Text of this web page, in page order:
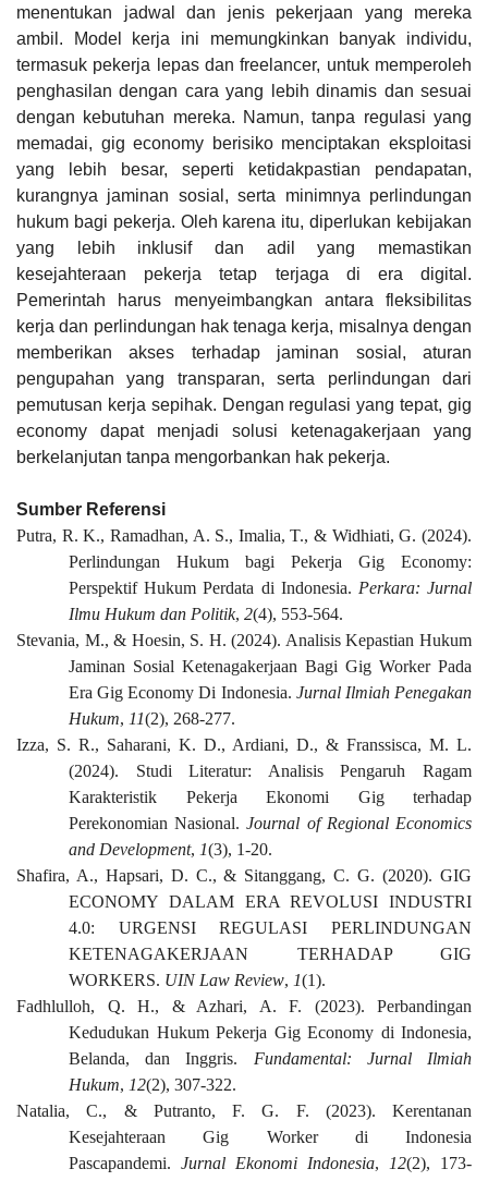
menentukan jadwal dan jenis pekerjaan yang mereka
ambil. Model kerja ini memungkinkan banyak individu,
termasuk pekerja lepas dan freelancer, untuk memperoleh
penghasilan dengan cara yang lebih dinamis dan sesuai
dengan kebutuhan mereka. Namun, tanpa regulasi yang
memadai, gig economy berisiko menciptakan eksploitasi
yang lebih besar, seperti ketidakpastian pendapatan,
kurangnya jaminan sosial, serta minimnya perlindungan
hukum bagi pekerja. Oleh karena itu, diperlukan kebijakan
yang lebih inklusif dan adil yang memastikan
kesejahteraan pekerja tetap terjaga di era digital.
Pemerintah harus menyeimbangkan antara fleksibilitas
kerja dan perlindungan hak tenaga kerja, misalnya dengan
memberikan akses terhadap jaminan sosial, aturan
pengupahan yang transparan, serta perlindungan dari
pemutusan kerja sepihak. Dengan regulasi yang tepat, gig
economy dapat menjadi solusi ketenagakerjaan yang
berkelanjutan tanpa mengorbankan hak pekerja.
Sumber Referensi
Putra, R. K., Ramadhan, A. S., Imalia, T., & Widhiati, G. (2024).
Perlindungan Hukum bagi Pekerja Gig Economy:
Perspektif Hukum Perdata di Indonesia. Perkara: Jurnal
Ilmu Hukum dan Politik, 2(4), 553-564.
Stevania, M., & Hoesin, S. H. (2024). Analisis Kepastian Hukum
Jaminan Sosial Ketenagakerjaan Bagi Gig Worker Pada
Era Gig Economy Di Indonesia. Jurnal Ilmiah Penegakan
Hukum, 11(2), 268-277.
Izza, S. R., Saharani, K. D., Ardiani, D., & Franssisca, M. L.
(2024). Studi Literatur: Analisis Pengaruh Ragam
Karakteristik Pekerja Ekonomi Gig terhadap
Perekonomian Nasional.Journal of Regional Economics
and Development, 1(3), 1-20.
Shafira, A., Hapsari, D. C., & Sitanggang, C. G. (2020). GIG
ECONOMY DALAM ERA REVOLUSI INDUSTRI
4.0: URGENSI REGULASI PERLINDUNGAN
KETENAGAKERJAAN TERHADAP GIG
WORKERS. UIN Law Review, 1(1).
Fadhlulloh, Q. H., & Azhari, A. F. (2023). Perbandingan
Kedudukan Hukum Pekerja Gig Economy di Indonesia,
Belanda, dan Inggris. Fundamental: Jurnal Ilmiah
Hukum, 12(2), 307-322.
Natalia, C., & Putranto, F. G. F. (2023). Kerentanan
Kesejahteraan Gig Worker di Indonesia
Pascapandemi. Jurnal Ekonomi Indonesia, 12(2), 173-